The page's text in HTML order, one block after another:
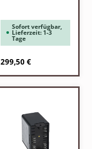
Sofort verfügbar,
Lieferzeit: 1-3
Tage
Regulärer Preis:
299,50 €